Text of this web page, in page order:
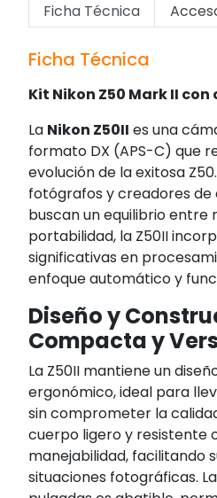
Ficha Técnica
Ficha Técnica
Kit Nikon Z50 Mark II con
La Nikon Z50II es una
formato DX (APS-C) que
evolución de la exitosa
fotógrafos y creadores de
buscan un equilibrio entre
portabilidad, la Z50II
significativas en
enfoque automático y
Diseño y
Compacta y
La Z50II mantiene un
ergonómico, ideal para
sin comprometer la
cuerpo ligero y resistente
manejabilidad, facilitando
situaciones fotográficas.